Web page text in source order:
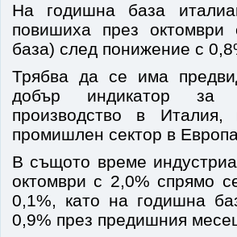
На годишна база
повишиха през октомври
база) след понижение с
Трябва да се има
добър индикатор за
производство в
промишлен сектор в
В същото време
октомври с 2,0% спрямо
0,1%, като на годишна
0,9% през предишния